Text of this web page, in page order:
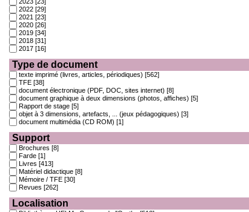
2022 [29]
2021 [23]
2020 [26]
2019 [34]
2018 [31]
2017 [16]
Type de document
texte imprimé (livres, articles, périodiques) [562]
TFE [38]
document électronique (PDF, DOC, sites internet) [8]
document graphique à deux dimensions (photos, affiches) [5]
Rapport de stage [5]
objet à 3 dimensions, artefacts, ... (jeux pédagogiques) [3]
document multimédia (CD ROM) [1]
Support
Brochures [8]
Farde [1]
Livres [413]
Matériel didactique [8]
Mémoire / TFE [30]
Revues [262]
Localisation